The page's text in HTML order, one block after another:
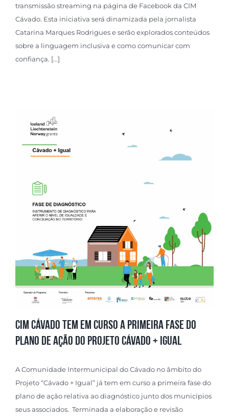
transmissão streaming na página de Facebook da CIM
Cávado. Esta iniciativa será dinamizada pela jornalista
Catarina Marques Rodrigues e serão explorados conteúdos
sobre a linguagem inclusiva e como comunicar com
confiança. [...]
CIM Cávado tem em curso a primeira fase do
plano de ação do Projeto Cávado + Igual
A Comunidade Intermunicipal do Cávado no âmbito do
Projeto “Cávado + Igual” já tem em curso a primeira fase do
plano de ação relativa ao diagnóstico junto dos municípios
seus associados. Terminada a elaboração e revisão